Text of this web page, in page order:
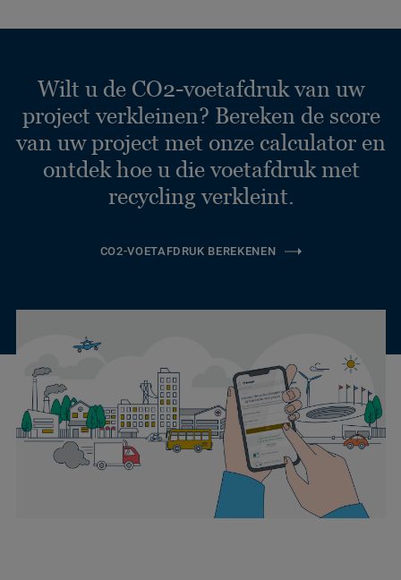
Wilt u de CO2-voetafdruk van uw
project verkleinen? Bereken de score
van uw project met onze calculator en
ontdek hoe u die voetafdruk met
recycling verkleint.
CO2-VOETAFDRUK BEREKENEN